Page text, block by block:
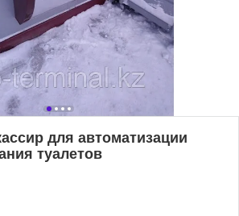
для автоматизации
туалетов